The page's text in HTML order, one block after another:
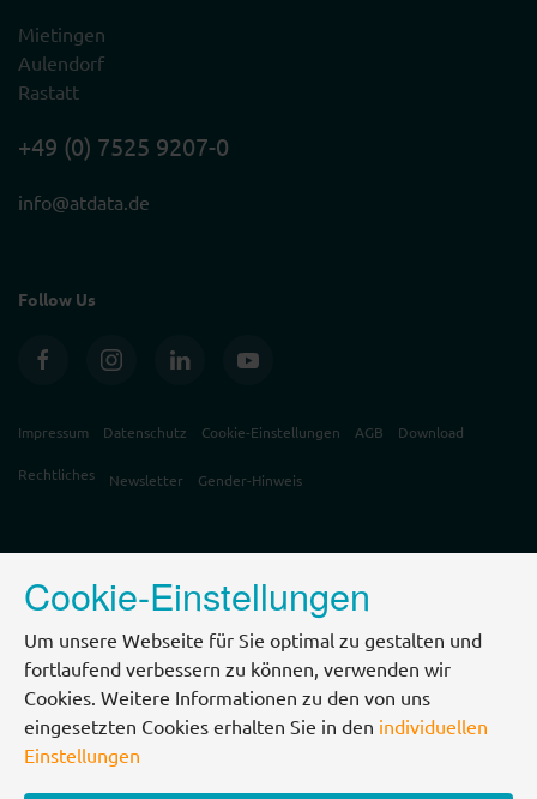
Mietingen
Aulendorf
Rastatt
+49 (0) 7525 9207-0
info@atdata.de
Follow Us
Impressum Datenschutz Cookie-Einstellungen AGB Download
Rechtliches Newsletter Gender-Hinweis
Cookie-Einstellungen
Um unsere Webseite für Sie optimal zu gestalten und
fortlaufend verbessern zu können, verwenden wir
Cookies. Weitere Informationen zu den von uns
eingesetzten Cookies erhalten Sie in den individuellen
Einstellungen